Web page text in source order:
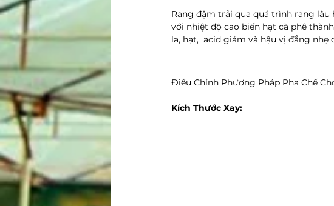
Rang đậm trải qua quá trình rang lâu
với nhiệt độ cao biến hạt cà phê
la, hạt,  acid giảm và hậu vị đắng
Điều Chỉnh Phương Pháp Pha Chế
Kích Thước Xay: